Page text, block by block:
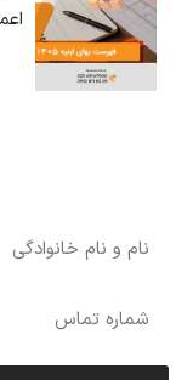
اعمال